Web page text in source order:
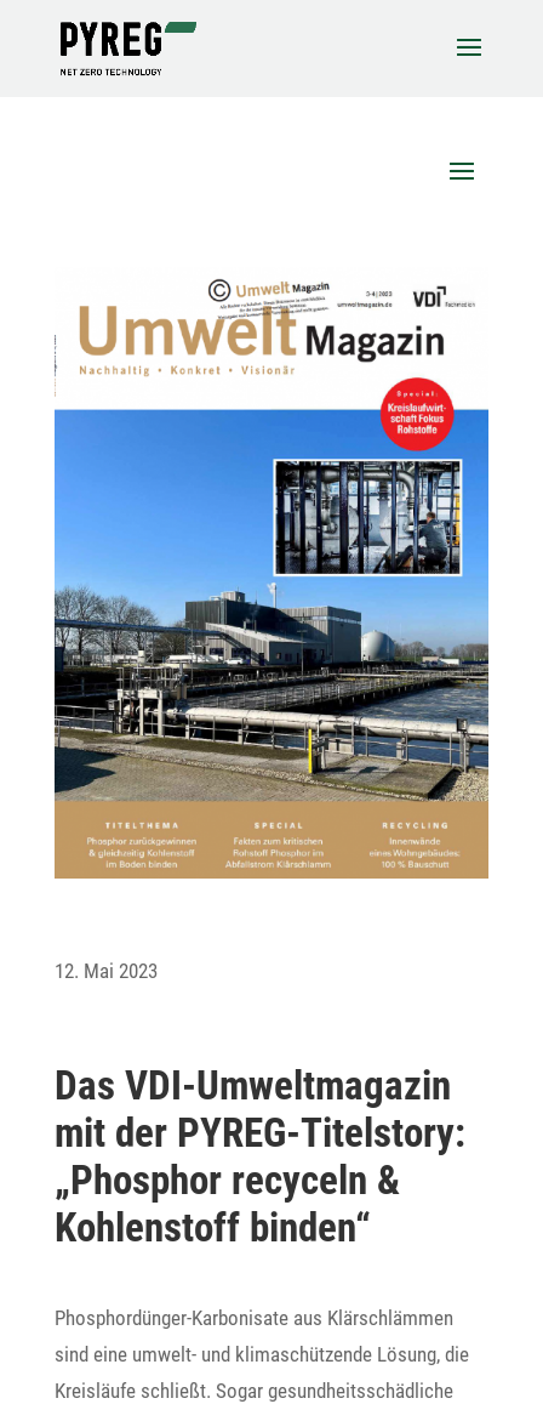
12. Mai 2023
Das VDI-Umwelt­ma­gazin
mit der PYREG-Titel­story:
„Phos­phor recy­celn &
Kohlen­stoff binden“
Phos­phor­dünger-Karbo­ni­sate aus Klär­schlämmen
sind eine umwelt- und klima­schüt­zende Lösung, die
Kreis­läufe schließt. Sogar gesund­heits­schäd­liche